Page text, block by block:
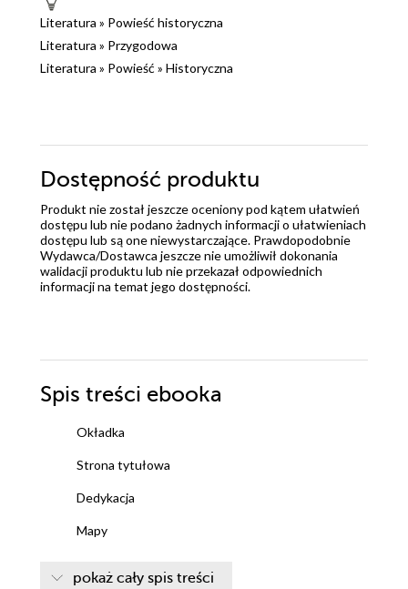
Literatura » Powieść historyczna
Literatura » Przygodowa
Literatura » Powieść » Historyczna
Dostępność produktu
Produkt nie został jeszcze oceniony pod kątem ułatwień
dostępu lub nie podano żadnych informacji o ułatwieniach
dostępu lub są one niewystarczające. Prawdopodobnie
Wydawca/Dostawca jeszcze nie umożliwił dokonania
walidacji produktu lub nie przekazał odpowiednich
informacji na temat jego dostępności.
Spis treści ebooka
Okładka
Strona tytułowa
Dedykacja
Mapy
pokaż cały spis treści